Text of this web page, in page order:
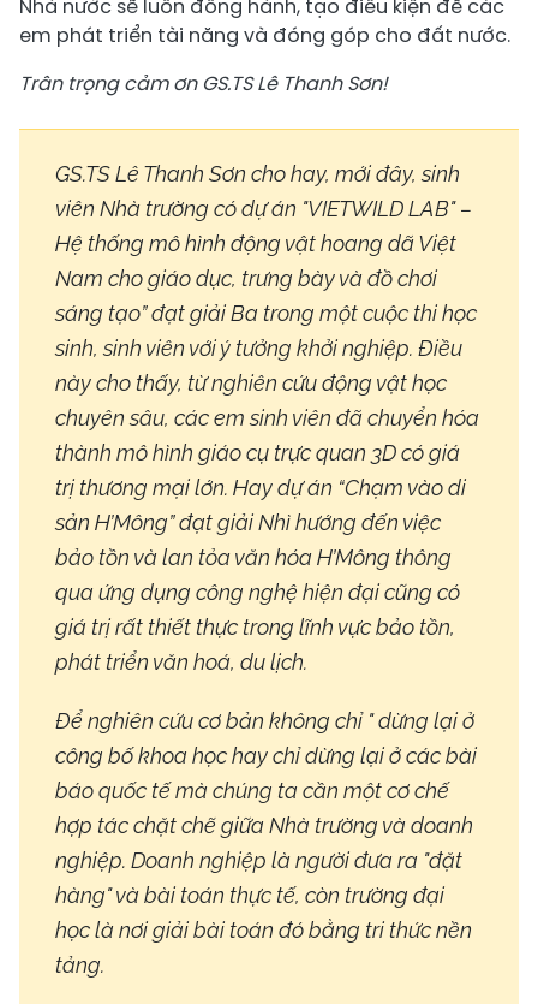
Nhà nước sẽ luôn đồng hành, tạo điều kiện để các
em phát triển tài năng và đóng góp cho đất nước.
Trân trọng cảm ơn GS.TS Lê Thanh Sơn!
GS.TS Lê Thanh Sơn cho hay, mới đây, sinh
viên Nhà trường có dự án "VIETWILD LAB" –
Hệ thống mô hình động vật hoang dã Việt
Nam cho giáo dục, trưng bày và đồ chơi
sáng tạo” đạt giải Ba trong một cuộc thi học
sinh, sinh viên với ý tưởng khởi nghiệp. Điều
này cho thấy, từ nghiên cứu động vật học
chuyên sâu, các em sinh viên đã chuyển hóa
thành mô hình giáo cụ trực quan 3D có giá
trị thương mại lớn. Hay dự án “Chạm vào di
sản H’Mông” đạt giải Nhì hướng đến việc
bảo tồn và lan tỏa văn hóa H’Mông thông
qua ứng dụng công nghệ hiện đại cũng có
giá trị rất thiết thực trong lĩnh vực bảo tồn,
phát triển văn hoá, du lịch.
Để nghiên cứu cơ bản không chỉ " dừng lại ở
công bố khoa học hay chỉ dừng lại ở các bài
báo quốc tế mà chúng ta cần một cơ chế
hợp tác chặt chẽ giữa Nhà trường và doanh
nghiệp. Doanh nghiệp là người đưa ra "đặt
hàng" và bài toán thực tế, còn trường đại
học là nơi giải bài toán đó bằng tri thức nền
tảng.